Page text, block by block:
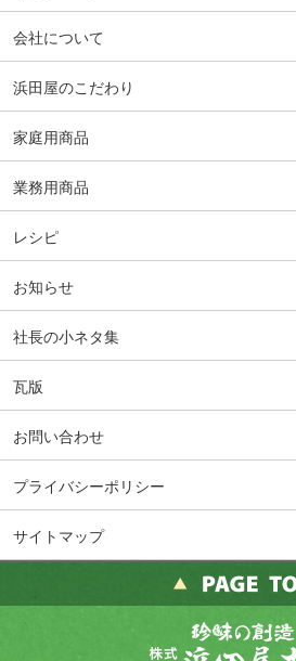
会社について
浜田屋のこだわり
家庭用商品
業務用商品
レシピ
お知らせ
社長の小ネタ集
瓦版
お問い合わせ
プライバシーポリシー
サイトマップ